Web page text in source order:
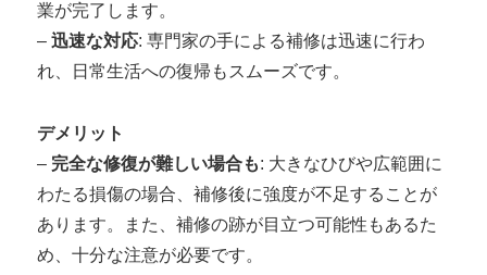
業が完了します。
– 迅速な対応: 専門家の手による補修は迅速に行わ
れ、日常生活への復帰もスムーズです。
デメリット
– 完全な修復が難しい場合も: 大きなひびや広範囲に
わたる損傷の場合、補修後に強度が不足することが
あります。また、補修の跡が目立つ可能性もあるた
め、十分な注意が必要です。